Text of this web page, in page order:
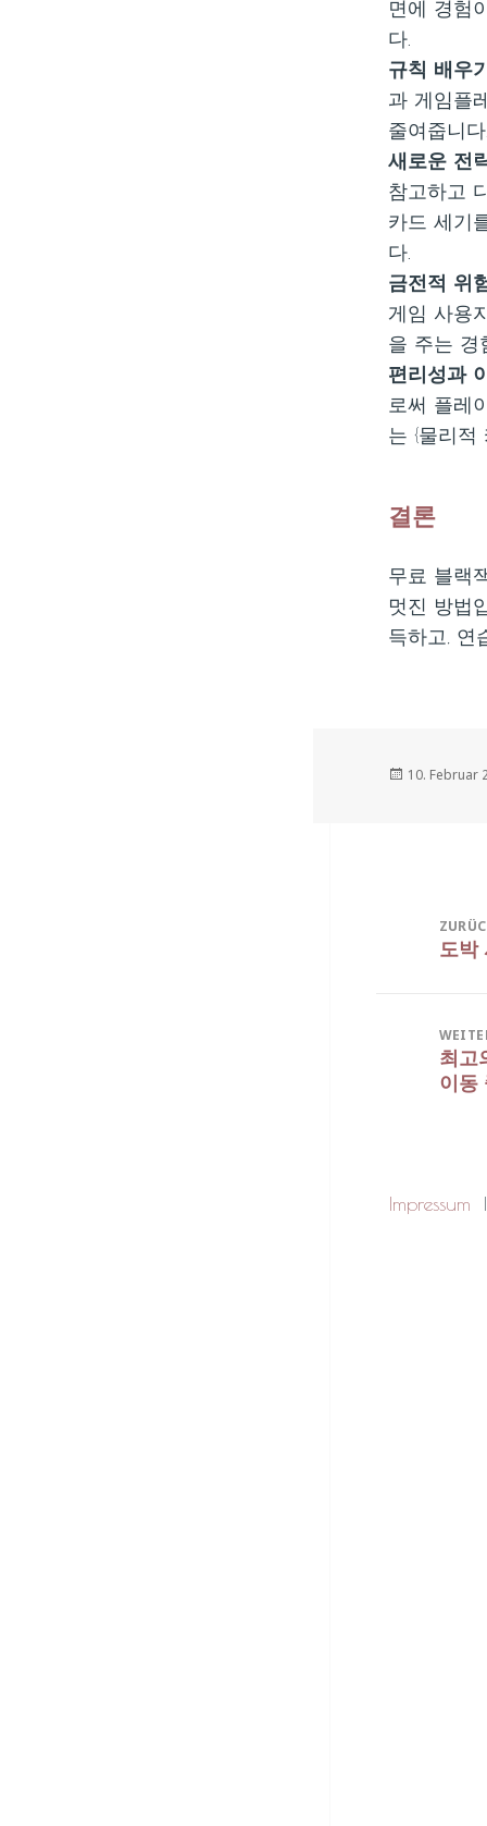
면에 경험
다.
규칙 배우
과 게임플
줄여줍니
새로운 전
참고하고
카드 세기
다.
금전적 위
게임 사용
을 주는 경
편리성과
로써 플레
는 {물리적
결론
무료 블랙
멋진 방법
득하고, 연
10. Februar
도박
최고
이동
Impressum